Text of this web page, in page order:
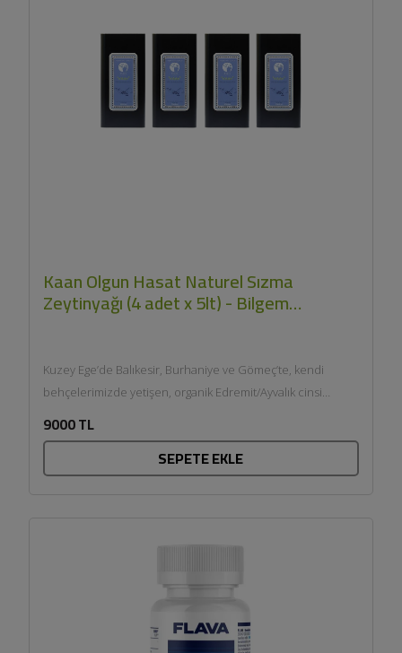
Kaan Olgun Hasat Naturel Sızma
Zeytinyağı (4 adet x 5lt) - Bilgem
Zeytincilik
Kuzey Ege’de Balıkesir, Burhaniye ve Gömeç’te, kendi
behçelerimizde yetişen, organik Edremit/Ayvalık cinsi
9000 TL
SEPETE EKLE